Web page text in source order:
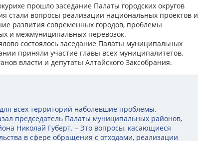
прошло заседание Палаты городских округов
стали вопросы реализации национальных проектов и
развития современных городов, проблемы
и межмуниципальных перевозок.
состоялось заседание Палаты муниципальных
приняли участие главы всех муниципалитетов,
власти и депутаты Алтайского Заксобрания.
всех территорий наболевшие проблемы, –
председатель Палаты муниципальных районов,
Николай Губерт. – Это вопросы, касающиеся
в сфере обращения с отходами, реализации